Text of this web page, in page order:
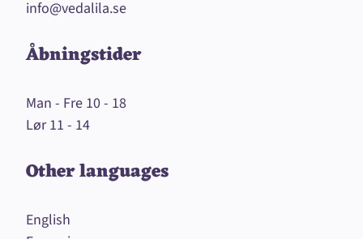
info@vedalila.se
Åbningstider
Man - Fre 10 - 18
Lør 11 - 14
Other languages
English